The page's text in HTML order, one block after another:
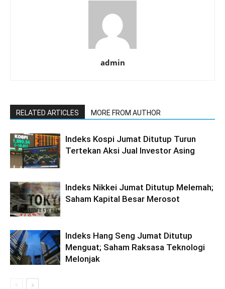
admin
RELATED ARTICLES MORE FROM AUTHOR
Indeks Kospi Jumat Ditutup Turun
Tertekan Aksi Jual Investor Asing
Indeks Nikkei Jumat Ditutup Melemah;
Saham Kapital Besar Merosot
Indeks Hang Seng Jumat Ditutup
Menguat; Saham Raksasa Teknologi
Melonjak